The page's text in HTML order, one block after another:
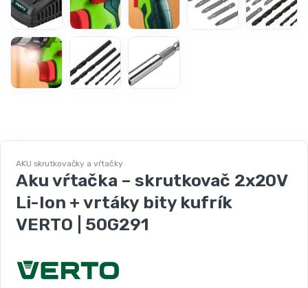
AKU skrutkovačky a vŕtačky
Aku vŕtačka – skrutkovač 2x20V
Li-Ion + vrtáky bity kufrík
VERTO | 50G291